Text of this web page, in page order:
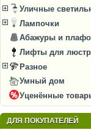
Уличные
Лампочки
Абажуры и
Лифты для люстр
Разное
Умный дом
Уценённые
ДЛЯ ПОКУПАТЕЛЕЙ